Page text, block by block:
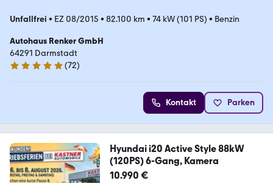
Unfallfrei • EZ 08/2015 • 82.100 km • 74 kW (101 PS) • Benzin
Autohaus Renker GmbH
64291 Darmstadt
5 Sterne
(72)
Kontakt Parken
Hyundai i20 Active Style 88kW
(120PS) 6-Gang, Kamera
10.990 €